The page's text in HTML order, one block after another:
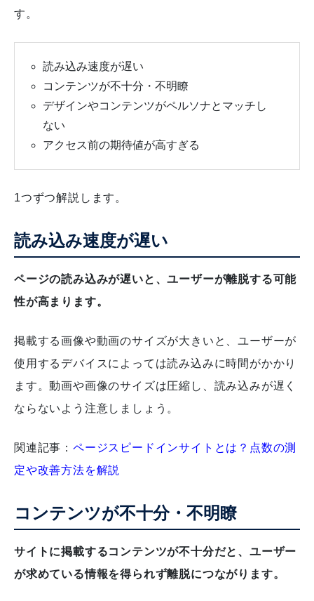
す。
読み込み速度が遅い
コンテンツが不十分・不明瞭
デザインやコンテンツがペルソナとマッチし
ない
アクセス前の期待値が高すぎる
1つずつ解説します。
読み込み速度が遅い
ページの読み込みが遅いと、ユーザーが離脱する可能
性が高まります。
掲載する画像や動画のサイズが大きいと、ユーザーが
使用するデバイスによっては読み込みに時間がかかり
ます。動画や画像のサイズは圧縮し、読み込みが遅く
ならないよう注意しましょう。
関連記事： ページスピードインサイトとは？点数の測
定や改善方法を解説
コンテンツが不十分・不明瞭
サイトに掲載するコンテンツが不十分だと、ユーザー
が求めている情報を得られず離脱につながります。